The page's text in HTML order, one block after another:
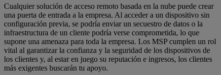
Cualquier solución de acceso remoto basada en la nube puede crear
una puerta de entrada a la empresa. Al acceder a un dispositivo sin
configuración previa, se podría enviar un secuestro de datos o la
infraestructura de un cliente podría verse comprometida, lo que
supone una amenaza para toda la empresa. Los MSP cumplen un rol
vital al garantizar la confianza y la seguridad de los dispositivos de
los clientes y, al estar en juego su reputación e ingresos, los clientes
más exigentes buscarán tu apoyo.